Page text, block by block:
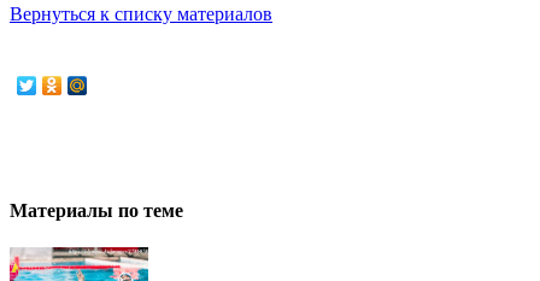
Вернуться к списку материалов
Материалы по теме